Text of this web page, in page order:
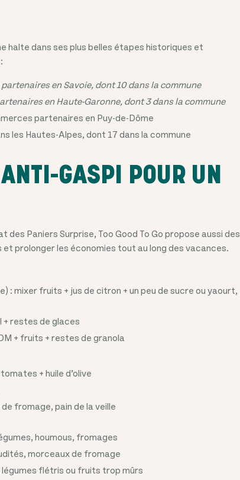
halte dans ses plus belles étapes historiques et
en Savoie, dont 10 dans la commune
en Haute-Garonne, dont 3 dans la commune
partenaires en Puy-de-Dôme
les Hautes-Alpes, dont 17 dans la commune
GASPI POUR UN
des Paniers Surprise, Too Good To Go propose aussi des
prolonger les économies tout au long des vacances.
: mixer fruits + jus de citron + un peu de sucre ou yaourt,
+ restes de glaces
+ fruits + restes de granola
+ huile d’olive
fromage, pain de la veille
houmous, fromages
morceaux de fromage
flétris ou fruits trop mûrs